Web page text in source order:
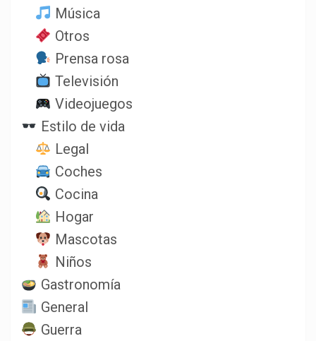
Música
Otros
Prensa rosa
Televisión
Videojuegos
Estilo de vida
Legal
Coches
Cocina
Hogar
Mascotas
Niños
Gastronomía
General
Guerra